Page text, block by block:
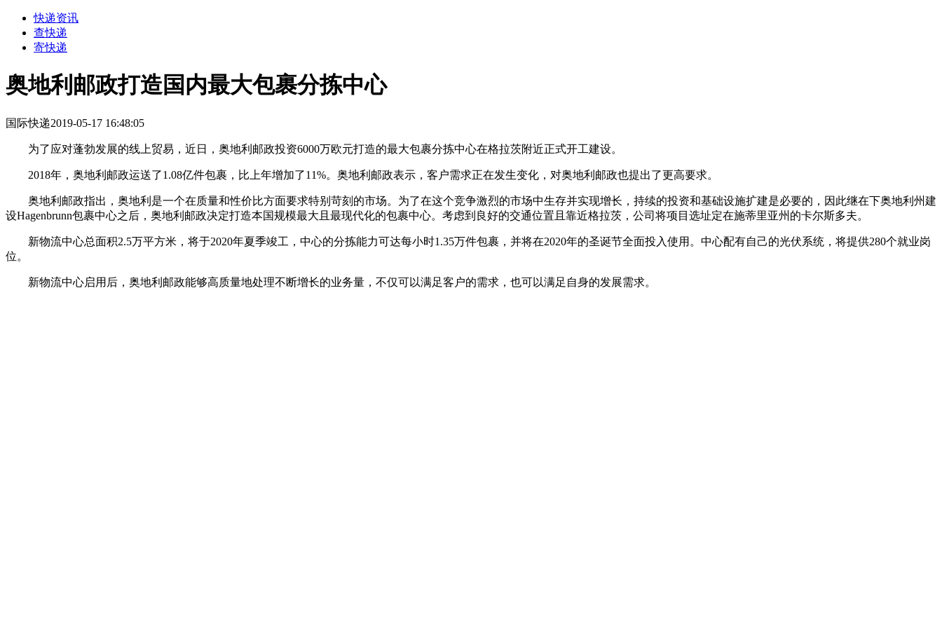
快递资讯
查快递
寄快递
奥地利邮政打造国内最大包裹分拣中心
国际快递2019-05-17 16:48:05
为了应对蓬勃发展的线上贸易，近日，奥地利邮政投资6000万欧元打造的最大包裹分拣中心在格拉茨附近正式开工建设。
2018年，奥地利邮政运送了1.08亿件包裹，比上年增加了11%。奥地利邮政表示，客户需求正在发生变化，对奥地利邮政也提出了更高要求。
奥地利邮政指出，奥地利是一个在质量和性价比方面要求特别苛刻的市场。为了在这个竞争激烈的市场中生存并实现增长，持续的投资和基础设施扩建是必要的，因此继在下奥地利州建
设Hagenbrunn包裹中心之后，奥地利邮政决定打造本国规模最大且最现代化的包裹中心。考虑到良好的交通位置且靠近格拉茨，公司将项目选址定在施蒂里亚州的卡尔斯多夫。
新物流中心总面积2.5万平方米，将于2020年夏季竣工，中心的分拣能力可达每小时1.35万件包裹，并将在2020年的圣诞节全面投入使用。中心配有自己的光伏系统，将提供280个就业岗
位。
新物流中心启用后，奥地利邮政能够高质量地处理不断增长的业务量，不仅可以满足客户的需求，也可以满足自身的发展需求。